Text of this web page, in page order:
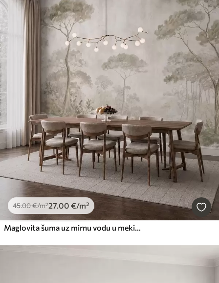
45.00€/m²27.00 €/m²
Maglovita šuma uz mirnu vodu u mekim prirodnim pastelnim tonovima